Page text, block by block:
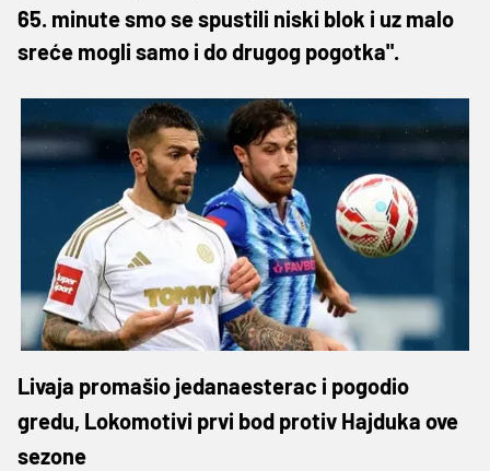
65. minute smo se spustili niski blok i uz malo
sreće mogli samo i do drugog pogotka".
Livaja promašio jedanaesterac i pogodio
gredu, Lokomotivi prvi bod protiv Hajduka ove
sezone